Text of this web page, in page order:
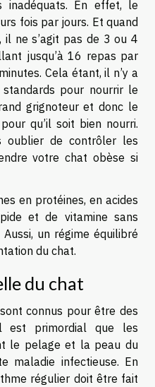
inadéquats. En effet, le
fois par jours. Et quand
il ne s’agit pas de 3 ou 4
jusqu’à 16 repas par
Cela étant, il n’y a
pour nourrir le
grignoteur et donc le
qu’il soit bien nourri.
oublier de contrôler les
votre chat obèse si
en protéines, en acides
et de vitamine sans
un régime équilibré
du chat.
du chat
connus pour être des
est primordial que les
le pelage et la peau du
maladie infectieuse. En
régulier doit être fait